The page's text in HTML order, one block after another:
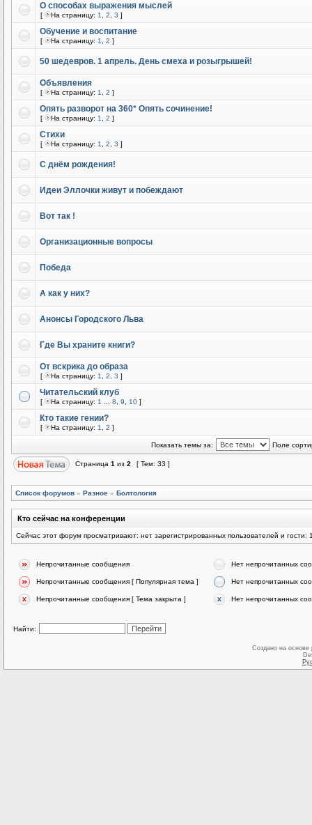
О способах выражения мыслей
[ На страницу: 1 2 3 ]
Обучение и воспитание
[ На страницу: 1 2 ]
50 шедевров. 1 апрель. День смеха и розыгрышей!
Объявления
[ На страницу: 1 2 ]
Опять разворот на 360* Опять сочинение!
[ На страницу: 1 2 ]
Стихи
[ На страницу: 1 2 3 ]
С днём рождения!
Идеи Эллочки живут и побеждают
Вот так !
Организационные вопросы
Победа
А как у них?
Анонсы Городского Льва
Где Вы храните книги?
От вскрика до образа
[ На страницу: 1 2 3 ]
Читательский клуб
[ На страницу: 1 8 9 10 ]
Кто такие гении?
[ На страницу: 1 2 ]
Показать темы за: Поле
Страница 1 из 2 [ Тем: 33 ]
Список форумов » Разное » Болтология
Кто сейчас на конференции
Сейчас этот форум просматривают: нет зарегистрированных пользователей и гости:
Непрочитанные сообщения Нет непрочитанных
Непрочитанные сообщения [ Популярная тема ] Нет непрочитанных
Непрочитанные сообщения [ Тема закрыта ] Нет непрочитанных
Найти:
Создано на основе